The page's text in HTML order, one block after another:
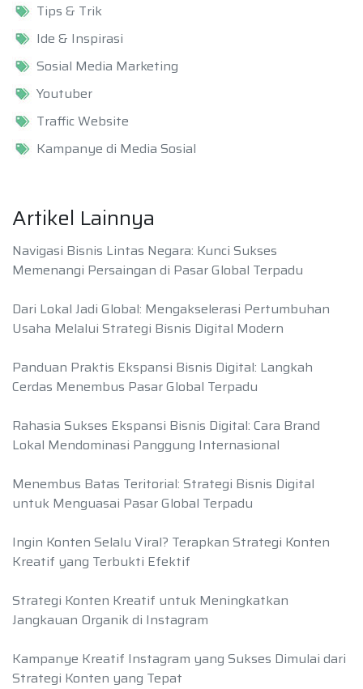
Tips & Trik
Ide & Inspirasi
Sosial Media Marketing
Youtuber
Traffic Website
Kampanye di Media Sosial
Artikel Lainnya
Navigasi Bisnis Lintas Negara: Kunci Sukses
Memenangi Persaingan di Pasar Global Terpadu
Dari Lokal Jadi Global: Mengakselerasi Pertumbuhan
Usaha Melalui Strategi Bisnis Digital Modern
Panduan Praktis Ekspansi Bisnis Digital: Langkah
Cerdas Menembus Pasar Global Terpadu
Rahasia Sukses Ekspansi Bisnis Digital: Cara Brand
Lokal Mendominasi Panggung Internasional
Menembus Batas Teritorial: Strategi Bisnis Digital
untuk Menguasai Pasar Global Terpadu
Ingin Konten Selalu Viral? Terapkan Strategi Konten
Kreatif yang Terbukti Efektif
Strategi Konten Kreatif untuk Meningkatkan
Jangkauan Organik di Instagram
Kampanye Kreatif Instagram yang Sukses Dimulai dari
Strategi Konten yang Tepat